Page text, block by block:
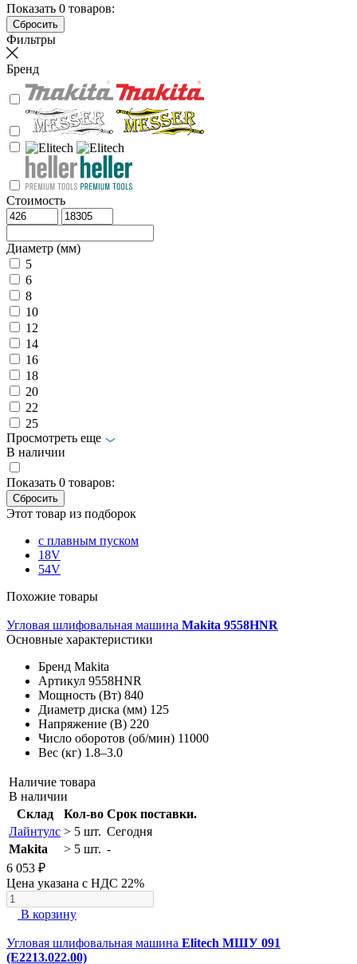
Показать 0 товаров:
Фильтры
Бренд
Стоимость
Диаметр (мм)
5
6
8
10
12
14
16
18
20
22
25
Просмотреть еще
В наличии
Показать 0 товаров:
Этот товар из подборок
с плавным пуском
18V
54V
Похожие товары
Угловая шлифовальная машина Makita 9558HNR
Основные характеристики
Бренд Makita
Артикул 9558HNR
Мощность (Вт) 840
Диаметр диска (мм) 125
Напряжение (В) 220
Число оборотов (об/мин) 11000
Вес (кг) 1.8–3.0
Наличие товара
В наличии
Склад
Кол-во Срок поставки.
Лайнтулс > 5 шт. Сегодня
Makita
> 5 шт. -
6 053 ₽
Цена указана с НДС 22%
В корзину
Угловая шлифовальная машина Elitech МШУ 091
(E2213.022.00)